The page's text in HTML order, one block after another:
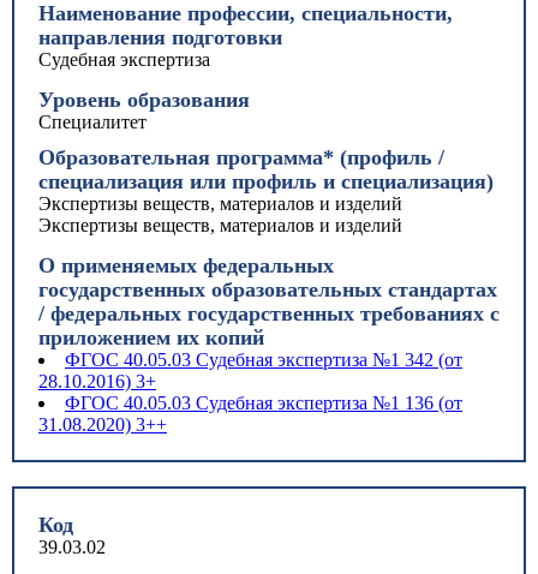
Наименование профессии, специальности,
направления подготовки
Судебная экспертиза
Уровень образования
Специалитет
Образовательная программа* (профиль /
специализация или профиль и специализация)
Экспертизы веществ, материалов и изделий
Экспертизы веществ, материалов и изделий
О применяемых федеральных
государственных образовательных стандартах
/ федеральных государственных требованиях с
приложением их копий
ФГОС 40.05.03 Судебная экспертиза №1 342 (от
28.10.2016) 3+
ФГОС 40.05.03 Судебная экспертиза №1 136 (от
31.08.2020) 3++
Код
39.03.02